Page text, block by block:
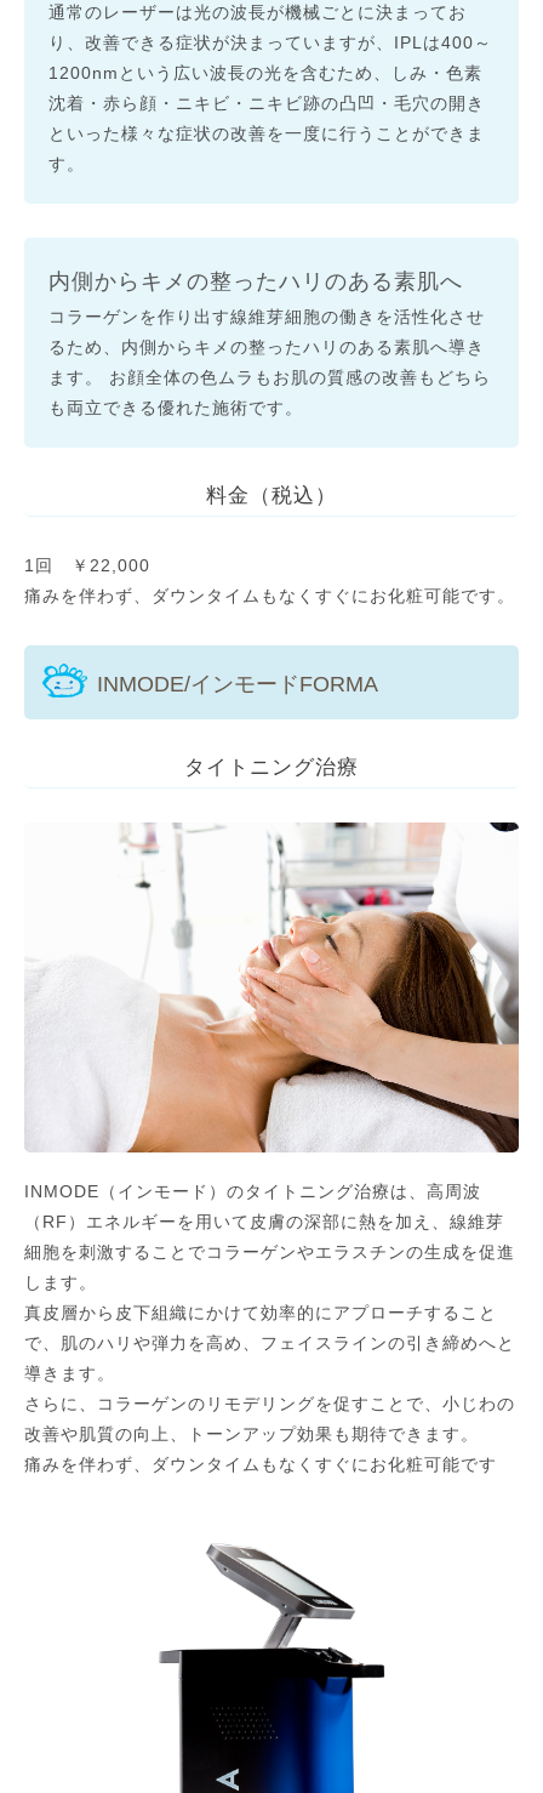
通常のレーザーは光の波長が機械ごとに決まってお
り、改善できる症状が決まっていますが、IPLは400～
1200nmという広い波長の光を含むため、しみ・色素
沈着・赤ら顔・ニキビ・ニキビ跡の凸凹・毛穴の開き
といった様々な症状の改善を一度に行うことができま
す。
内側からキメの整ったハリのある素肌へ
コラーゲンを作り出す線維芽細胞の働きを活性化させ
るため、内側からキメの整ったハリのある素肌へ導き
ます。 お顔全体の色ムラもお肌の質感の改善もどちら
も両立できる優れた施術です。
料金（税込）
1回 ￥22,000
痛みを伴わず、ダウンタイムもなくすぐにお化粧可能です。
INMODE/インモードFORMA
タイトニング治療
INMODE（インモード）のタイトニング治療は、高周波
（RF）エネルギーを用いて皮膚の深部に熱を加え、線維芽
細胞を刺激することでコラーゲンやエラスチンの生成を促進
します。
真皮層から皮下組織にかけて効率的にアプローチすること
で、肌のハリや弾力を高め、フェイスラインの引き締めへと
導きます。
さらに、コラーゲンのリモデリングを促すことで、小じわの
改善や肌質の向上、トーンアップ効果も期待できます。
痛みを伴わず、ダウンタイムもなくすぐにお化粧可能です